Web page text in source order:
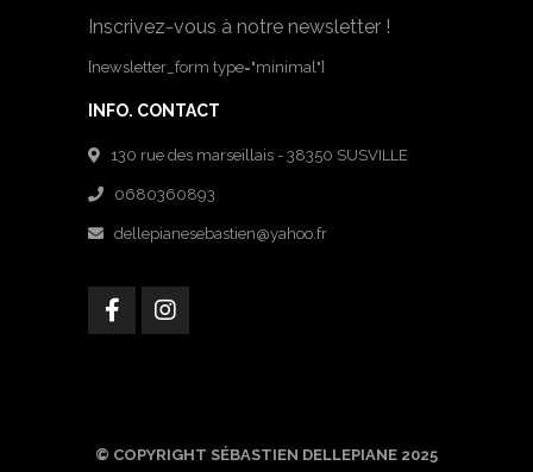
Inscrivez-vous à notre newsletter !
[newsletter_form type="minimal"]
INFO. CONTACT
130 rue des marseillais - 38350 SUSVILLE
0680360893
dellepianesebastien@yahoo.fr
© COPYRIGHT SÉBASTIEN DELLEPIANE 2025